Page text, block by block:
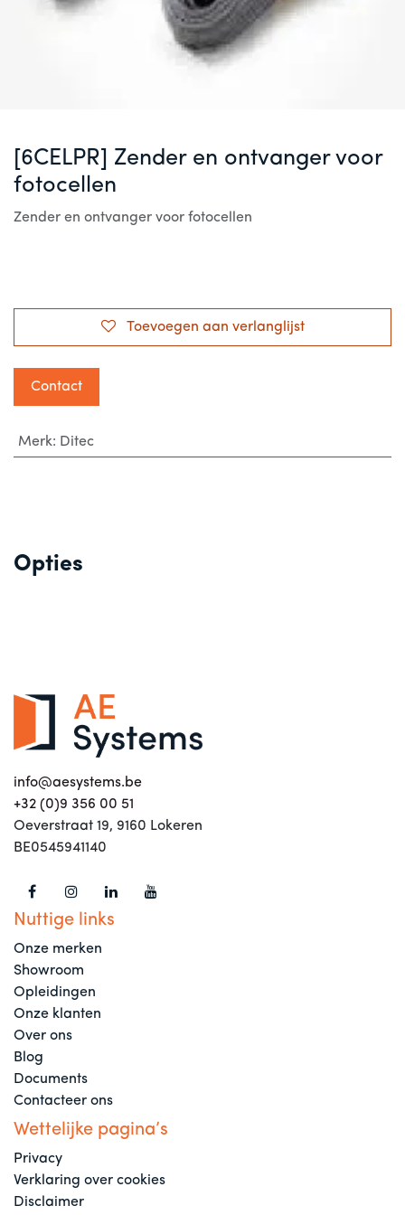
[6CELPR] Zender en ontvanger voor
fotocellen
Zender en ontvanger voor fotocellen
Toevoegen aan verlanglijst
Contact
Merk: Ditec
Opties
info@aesystems.be
+32 (0)9 356 00 51
Oeverstraat 19, 9160 Lokeren
BE0545941140
Nuttige links
Onze merken
Showroom
Opleidingen
Onze klanten
Over ons
Blog
Documents
Contacteer ons
Wettelijke pagina’s
Privacy
Verklaring over cookies
Disclaimer